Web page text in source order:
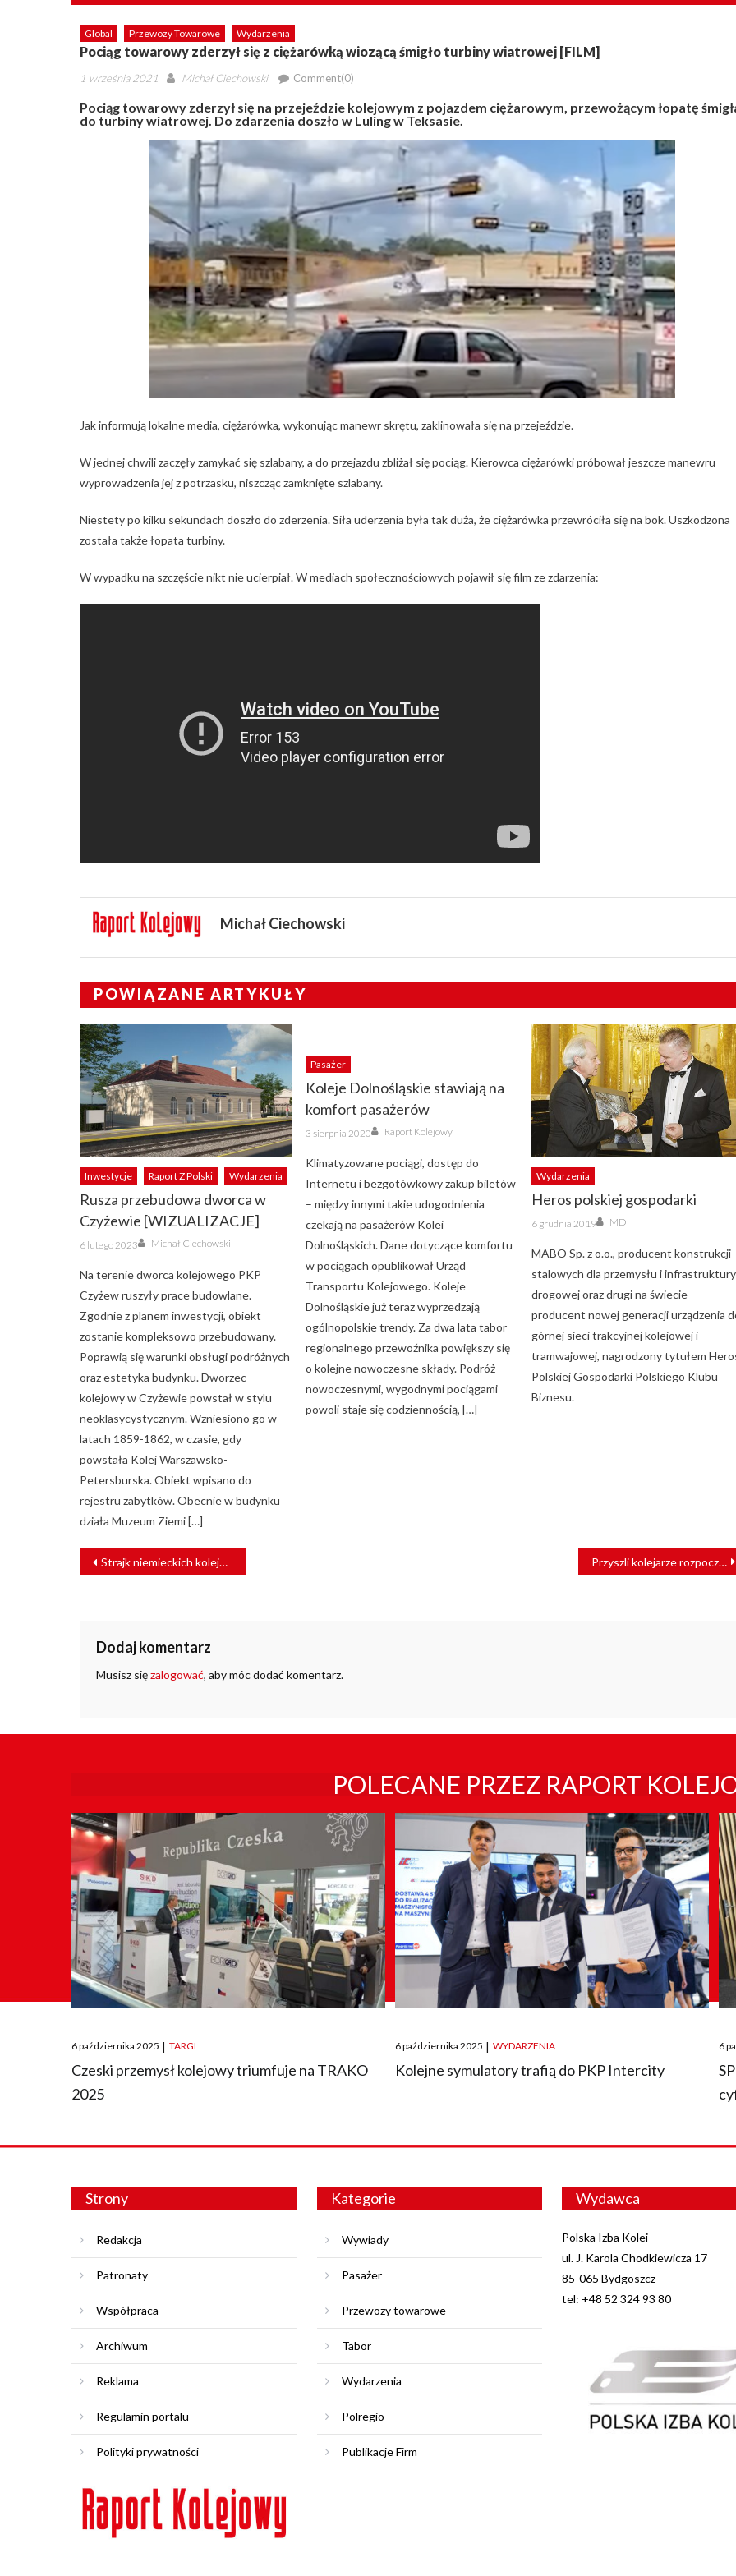
Global Przewozy Towarowe Wydarzenia
Pociąg towarowy zderzył się z ciężarówką wiozącą śmigło turbiny wiatrowej [FILM]
Posted
1 września 2021 Author
Michał Ciechowski Comment(0)
Pociąg towarowy zderzył się na przejeździe kolejowym z pojazdem ciężarowym, przewożącym łopatę
do turbiny wiatrowej. Do zdarzenia doszło w Luling w Teksasie.
Jak informują lokalne media, ciężarówka, wykonując manewr skrętu, zaklinowała się na przejeździe.
W jednej chwili zaczęły zamykać się szlabany, a do przejazdu zbliżał się pociąg. Kierowca ciężarówki próbował jeszcze manewru
wyprowadzenia jej z potrzasku, niszcząc zamknięte szlabany.
Niestety po kilku sekundach doszło do zderzenia. Siła uderzenia była tak duża, że ciężarówka przewróciła się na bok. Uszkodzona
została także łopata turbiny.
W wypadku na szczęście nikt nie ucierpiał. W mediach społecznościowych pojawił się film ze zdarzenia:
Michał Ciechowski
POWIĄZANE ARTYKUŁY
Inwestycje Raport Z Polski Wydarzenia
Rusza przebudowa dworca w
Czyżewie [WIZUALIZACJE]
Posted
on
6 lutego 2023 Author
Michał Ciechowski
Na terenie dworca kolejowego PKP
Czyżew ruszyły prace budowlane.
Zgodnie z planem inwestycji, obiekt
zostanie kompleksowo przebudowany.
Poprawią się warunki obsługi podróżnych
oraz estetyka budynku. Dworzec
kolejowy w Czyżewie powstał w stylu
neoklasycystycznym. Wzniesiono go w
latach 1859-1862, w czasie, gdy
powstała Kolej Warszawsko-
Petersburska. Obiekt wpisano do
rejestru zabytków. Obecnie w budynku
działa Muzeum Ziemi […]
Pasażer
Koleje Dolnośląskie stawiają na
komfort pasażerów
Posted
on
3 sierpnia 2020 Author
Raport Kolejowy
Klimatyzowane pociągi, dostęp do
Internetu i bezgotówkowy zakup biletów
– między innymi takie udogodnienia
czekają na pasażerów Kolei
Dolnośląskich. Dane dotyczące komfortu
w pociągach opublikował Urząd
Transportu Kolejowego. Koleje
Dolnośląskie już teraz wyprzedzają
ogólnopolskie trendy. Za dwa lata tabor
regionalnego przewoźnika powiększy się
o kolejne nowoczesne składy. Podróż
nowoczesnymi, wygodnymi pociągami
powoli staje się codziennością, […]
Wydarzenia
Heros polskiej gospodarki
Posted
on
6 grudnia 2019 Author
MD
MABO Sp. z o.o., producent konstrukcji
stalowych dla przemysłu i infrastruktury
drogowej oraz drugi na świecie
producent nowej generacji urządzenia
górnej sieci trakcyjnej kolejowej i
tramwajowej, nagrodzony tytułem
Polskiej Gospodarki Polskiego Klubu
Biznesu.
NAWIGACJA
WPISU
Strajk niemieckich kolejarzy. Zmiany dla pasażerów PKP Intercity Przyszli kolejarze rozpoczęli naukę w 47 szkołach
Dodaj komentarz
Musisz sięzalogować, aby móc dodać komentarz.
POLECANE PRZEZ RAPORT
Posted
on
6 października 2025 | TARGI
Czeski przemysł kolejowy triumfuje na TRAKO
2025
Posted
on
6 października 2025 | WYDARZENIA
Kolejne symulatory trafią do PKP Intercity
on
6
Strony
Redakcja
Patronaty
Współpraca
Archiwum
Reklama
Regulamin portalu
Polityki prywatności
Kategorie
Wywiady
Pasażer
Przewozy towarowe
Tabor
Wydarzenia
Polregio
Publikacje Firm
Wydawca
Polska Izba Kolei
ul. J. Karola Chodkiewicza 17
85-065 Bydgoszcz
tel: +48 52 324 93 80